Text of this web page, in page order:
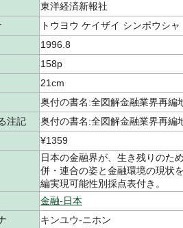
東洋経済新報社
トウヨウ ケイザイ シンポウシャ
1996.8
158p
21cm
奥付の書名:全図解金融業界再編
注記
奥付の書名:全図解金融業界再編
¥1359
日本の金融界が、生き残りのた
併・連合の姿と金融環境の現状
編実現可能性別採点表付き。
金融-日本
キンユウ-ニホン